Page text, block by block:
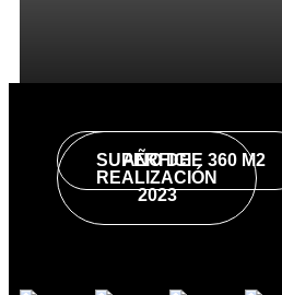
AÑO DE
REALIZACIÓN
2023
SUPERFICIE 360 M2